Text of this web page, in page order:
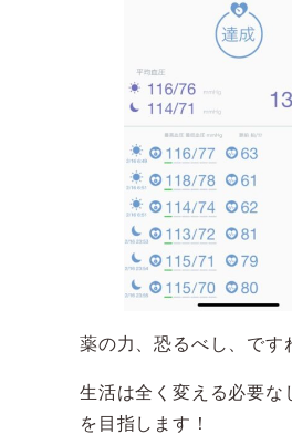
薬の力、恐るべし、です
生活は全く変える必要な
を目指します！